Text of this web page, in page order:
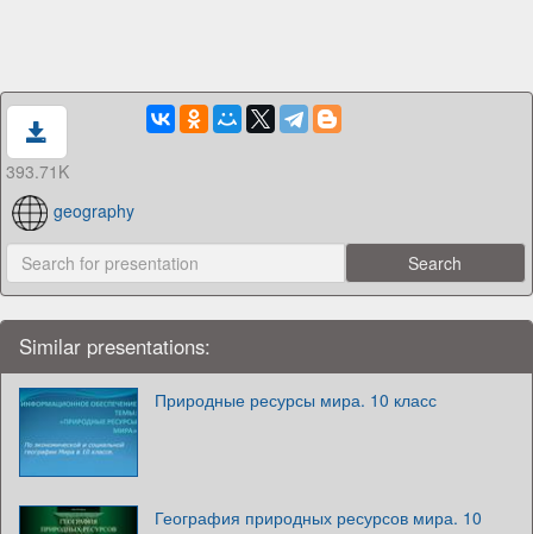
393.71K
geography
Similar presentations:
Природные ресурсы мира. 10 класс
География природных ресурсов мира. 10